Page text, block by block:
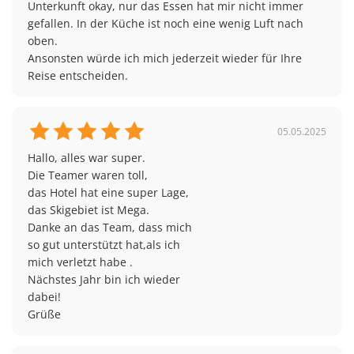
Zugang zum Kundencenter erhaltet ihr mit der
Buchungsbestätigung.
Veranstalter dieser Reise ist Youngstar Travel.
Saaler Mühle 100, 51429 Bergisch Gladbach
22:30 Uhr Frankfurt: Flughafen, Terminal 1 –
Busparkplatz P36
00:30 Uhr Würzburg: TotalEnergies Truckstop,
Würzburger Str. 55, 97318 Biebelried
00:30 Uhr Karlsruhe: Busbahnhof, Hinterm
Hauptbahnhof, 76137 Karlsruhe
01:45 Uhr Stuttgart: Esso Tankstelle Leonberg,
Bruckenbachstraße 46, 71229 Leonberg
02:30 Uhr Nürnberg: Hinfahrt: Raststätte Nürnberg-
Feucht West an der A9, Fahrtrichtung München.
Rückfahrt: Raststätte Nürnberg-Feucht Ost an der A9,
Unterkunft okay, nur das Essen hat mir nicht immer
gefallen. In der Küche ist noch eine wenig Luft nach
oben.
Ansonsten würde ich mich jederzeit wieder für Ihre
Reise entscheiden.
05.05.2025
Hallo, alles war super.
Die Teamer waren toll,
das Hotel hat eine super Lage,
das Skigebiet ist Mega.
Danke an das Team, dass mich
so gut unterstützt hat,als ich
mich verletzt habe .
Nächstes Jahr bin ich wieder
dabei!
Grüße